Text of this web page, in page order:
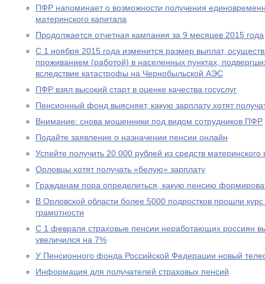
ПФР напоминает о возможности получения
материнского капитала
Продолжается отчетная кампания за 9 месяцев 2015 года
С 1 ноября 2015 года изменится размер выплат,
проживанием (работой) в населенных пунктах,
вследствие катастрофы на Чернобыльской АЭС
ПФР взял высокий старт в оценке качества госуслуг
Пенсионный фонд выясняет, какую зарплату хотят
Внимание: снова мошенники под видом сотрудников ПФР
Подайте заявление о назначении пенсии онлайн
Успейте получить 20 000 рублей из средств материнского
Орловцы хотят получать «белую» зарплату
Гражданам пора определиться, какую пенсию
В Орловской области более 5000 подростков прошли
грамотности
С 1 февраля страховые пенсии неработающих россиян
увеличился на 7%
У Пенсионного фонда Российской Федерации новый
Информация для получателей страховых пенсий